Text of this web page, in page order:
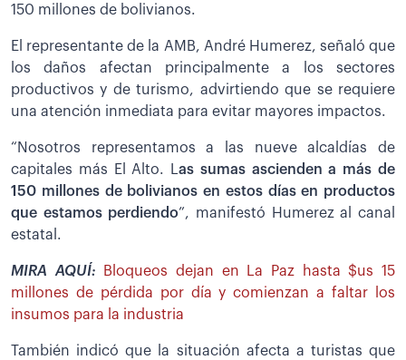
150 millones de bolivianos.
El representante de la AMB, André Humerez, señaló que
los daños afectan principalmente a los sectores
productivos y de turismo, advirtiendo que se requiere
una atención inmediata para evitar mayores impactos.
“Nosotros representamos a las nueve alcaldías de
capitales más El Alto. Las sumas ascienden a más de
150 millones de bolivianos en estos días en productos
que estamos perdiendo”, manifestó Humerez al canal
estatal.
MIRA AQUÍ:
Bloqueos dejan en La Paz hasta $us 15
millones de pérdida por día y comienzan a faltar los
insumos para la industria
También indicó que la situación afecta a turistas que